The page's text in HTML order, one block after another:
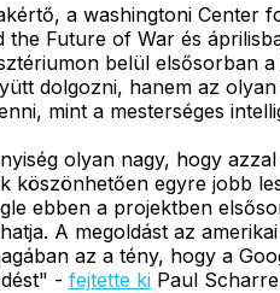
a washingtoni
Future of War és
belül elsősorban
dolgozni, hanem az
mint a mesterséges
olyan nagy, hogy
köszönhetően egyre jobb
ebben a projektben
A megoldást az
az a tény, hogy a
- fejtette ki Paul